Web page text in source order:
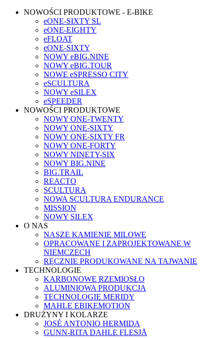
NOWOŚCI PRODUKTOWE - E-BIKE
eONE-SIXTY SL
eONE-EIGHTY
eFLOAT
eONE-SIXTY
NOWY eBIG.NINE
NOWY eBIG.TOUR
NOWE eSPRESSO CITY
eSCULTURA
NOWY eSILEX
eSPEEDER
NOWOŚCI PRODUKTOWE
NOWY ONE-TWENTY
NOWY ONE-SIXTY
NOWY ONE-SIXTY FR
NOWY ONE-FORTY
NOWY NINETY-SIX
NOWY BIG.NINE
BIG.TRAIL
REACTO
SCULTURA
NOWA SCULTURA ENDURANCE
MISSION
NOWY SILEX
O NAS
NASZE KAMIENIE MILOWE
OPRACOWANE I ZAPROJEKTOWANE W
NIEMCZECH
RĘCZNIE PRODUKOWANE NA TAJWANIE
TECHNOLOGIE
KARBONOWE RZEMIOSŁO
ALUMINIOWA PRODUKCJA
TECHNOLOGIE MERIDY
MAHLE EBIKEMOTION
DRUŻYNY I KOLARZE
JOSÉ ANTONIO HERMIDA
GUNN-RITA DAHLE FLESJÅ